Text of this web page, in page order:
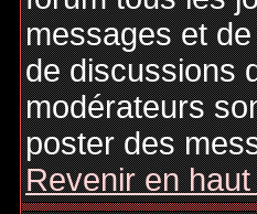
messages et
de discussions
modérateurs
poster des
Revenir en